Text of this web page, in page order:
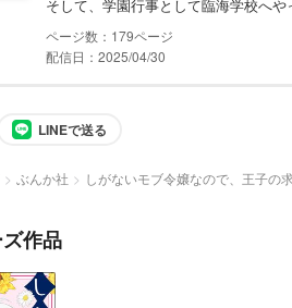
そして、学園行事として臨海学校へや
179
配信日：2025/04/30
LINEで送る
ぶんか社 しがないモブ令嬢なので、王子の
作品